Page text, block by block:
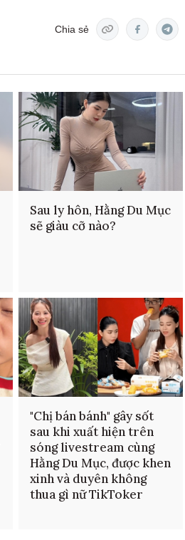
Chia sẻ
Sau ly hôn, Hằng Du Mục
sẽ giàu cỡ nào?
"Chị bán bánh" gây sốt
sau khi xuất hiện trên
sóng livestream cùng
Hằng Du Mục, được khen
xinh và duyên không
thua gì nữ TikToker